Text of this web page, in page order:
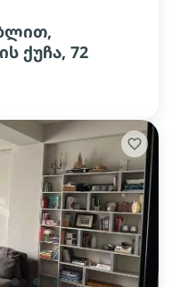
ქუჩა, 72
lens lens lens